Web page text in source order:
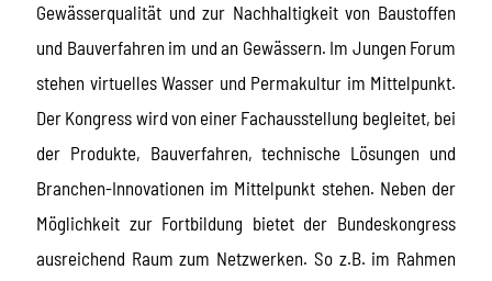
Gewässerqualität und zur Nachhaltigkeit von Baustoffen
und Bauverfahren im und an Gewässern. Im Jungen Forum
stehen virtuelles Wasser und Permakultur im Mittelpunkt.
Der Kongress wird von einer Fachausstellung begleitet, bei
der Produkte, Bauverfahren, technische Lösungen und
Branchen-Innovationen im Mittelpunkt stehen. Neben der
Möglichkeit zur Fortbildung bietet der Bundeskongress
ausreichend Raum zum Netzwerken. So z.B. im Rahmen